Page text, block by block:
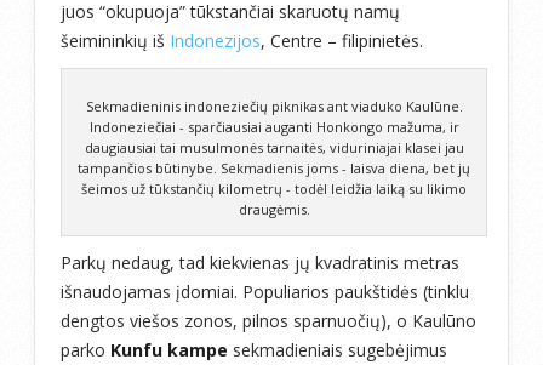
juos “okupuoja” tūkstančiai skaruotų namų
šeimininkių iš Indonezijos, Centre – filipinietės.
Sekmadieninis indoneziečių piknikas ant viaduko Kaulūne.
Indoneziečiai - sparčiausiai auganti Honkongo mažuma, ir
daugiausiai tai musulmonės tarnaitės, viduriniajai klasei jau
tampančios būtinybe. Sekmadienis joms - laisva diena, bet jų
šeimos už tūkstančių kilometrų - todėl leidžia laiką su likimo
draugėmis.
Parkų nedaug, tad kiekvienas jų kvadratinis metras
išnaudojamas įdomiai. Populiarios paukštidės (tinklu
dengtos viešos zonos, pilnos sparnuočių), o Kaulūno
parko Kunfu kampe sekmadieniais sugebėjimus